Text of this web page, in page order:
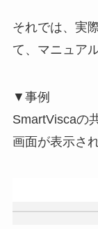
それでは、実
て、マニュア
▼事例
SmartViscaの
画面が表示さ